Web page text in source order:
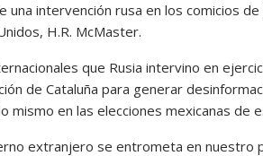
una intervención rusa en los comicios
H.R. McMaster.
que Rusia intervino en
de Cataluña para generar
en las elecciones mexicanas de
extranjero se entrometa en nuestro